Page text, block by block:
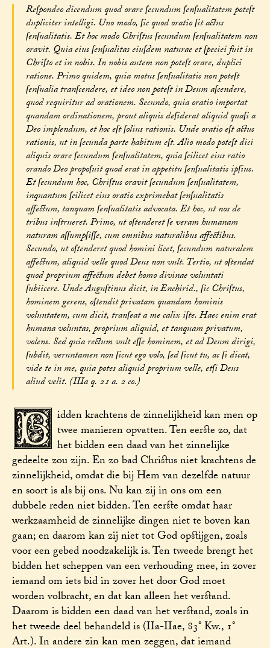
Reſpondeo dicendum quod orare ſecundum ſenſualitatem poteſt
dupliciter intelligi. Uno modo, ſic quod oratio ſit actus
ſenſualitatis. Et hoc modo Chriſtus ſecundum ſenſualitatem non
oravit. Quia eius ſenſualitas eiuſdem naturae et ſpeciei fuit in
Chriſto et in nobis. In nobis autem non poteſt orare, duplici
ratione. Primo quidem, quia motus ſenſualitatis non poteſt
ſenſualia tranſcendere, et ideo non poteſt in Deum aſcendere,
quod requiritur ad orationem. Secundo, quia oratio importat
quandam ordinationem, prout aliquis deſiderat aliquid quaſi a
Deo implendum, et hoc eſt ſolius rationis. Unde oratio eſt actus
rationis, ut in ſecunda parte habitum eſt. Alio modo poteſt dici
aliquis orare ſecundum ſenſualitatem, quia ſcilicet eius ratio
orando Deo propoſuit quod erat in appetitu ſenſualitatis ipſius.
Et ſecundum hoc, Chriſtus oravit ſecundum ſenſualitatem,
inquantum ſcilicet eius oratio exprimebat ſenſualitatis
affectum, tanquam ſenſualitatis advocata. Et hoc, ut nos de
tribus inſtrueret. Primo, ut oſtenderet ſe veram humanam
naturam aſſumpſiſſe, cum omnibus naturalibus affectibus.
Secundo, ut oſtenderet quod homini licet, ſecundum naturalem
affectum, aliquid velle quod Deus non vult. Tertio, ut oſtendat
quod proprium affectum debet homo divinae voluntati
ſubiicere. Unde Auguſtinus dicit, in Enchirid., ſic Chriſtus,
hominem gerens, oſtendit privatam quandam hominis
voluntatem, cum dicit, tranſeat a me calix iſte. Haec enim erat
humana voluntas, proprium aliquid, et tanquam privatum,
volens. Sed quia rectum vult eſſe hominem, et ad Deum dirigi,
ſubdit, veruntamen non ſicut ego volo, ſed ſicut tu, ac ſi dicat,
vide te in me, quia potes aliquid proprium velle, etſi Deus
aliud velit. (IIIa q. 21 a. 2 co.)
B idden krachtens de zinnelijkheid kan men op
twee manieren opvatten. Ten eerste zo, dat
het bidden een daad van het zinnelijke
gedeelte zou zijn. En zo bad Christus niet krachtens de
zinnelijkheid, omdat die bij Hem van dezelfde natuur
en soort is als bij ons. Nu kan zij in ons om een
dubbele reden niet bidden. Ten eerste omdat haar
werkzaamheid de zinnelijke dingen niet te boven kan
gaan; en daarom kan zij niet tot God opstijgen, zoals
voor een gebed noodzakelijk is. Ten tweede brengt het
bidden het scheppen van een verhouding mee, in zover
iemand om iets bid in zover het door God moet
worden volbracht, en dat kan alleen het verstand.
Daarom is bidden een daad van het verstand, zoals in
het tweede deel behandeld is (IIa-IIae, 83° Kw., 1°
Art.). In andere zin kan men zeggen, dat iemand